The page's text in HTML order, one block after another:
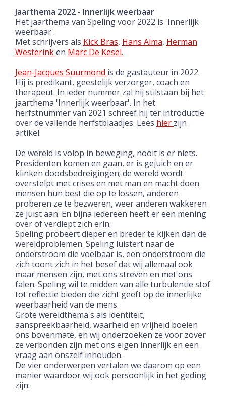
Jaarthema 2022 - Innerlijk weerbaar
Het jaarthema van Speling voor 2022 is 'Innerlijk
weerbaar'.
Met schrijvers als Kick Bras, Hans Alma, Herman
Westerinken Marc De Kesel.
Jean-Jacques Suurmond is de gastauteur in 2022.
Hij is predikant, geestelijk verzorger, coach en
therapeut. In ieder nummer zal hij stilstaan bij het
jaarthema 'Innerlijk weerbaar'. In het
herfstnummer van 2021 schreef hij ter introductie
over de vallende herfstblaadjes. Lees hier zijn
artikel.
De wereld is volop in beweging, nooit is er niets.
Presidenten komen en gaan, er is gejuich en er
klinken doodsbedreigingen; de wereld wordt
overstelpt met crises en met man en macht doen
mensen hun best die op te lossen, anderen
proberen ze te bezweren, weer anderen wakkeren
ze juist aan. En bijna iedereen heeft er een mening
over of verdiept zich erin.
Speling probeert dieper en breder te kijken dan de
wereldproblemen. Speling luistert naar de
onderstroom die voelbaar is, een onderstroom die
zich toont zich in het besef dat wij allemaal ook
maar mensen zijn, met ons streven en met ons
falen. Speling wil te midden van alle turbulentie stof
tot reflectie bieden die zicht geeft op de innerlijke
weerbaarheid van de mens.
Grote wereldthema's als identiteit,
aanspreekbaarheid, waarheid en vrijheid boeien
ons bovenmate, en wij onderzoeken ze voor zover
ze verbonden zijn met ons eigen innerlijk en een
vraag aan onszelf inhouden.
De vier onderwerpen vertalen we daarom op een
manier waardoor wij ook persoonlijk in het geding
zijn: